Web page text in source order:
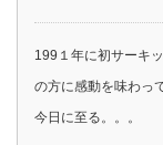
199１年に初サーキ
の方に感動を味わっ
今日に至る。。。